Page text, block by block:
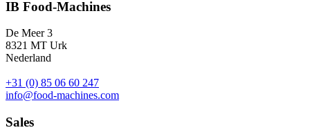
IB Food-Machines
De Meer 3
8321 MT Urk
Nederland
+31 (0) 85 06 60 247
info@food-machines.com
Sales